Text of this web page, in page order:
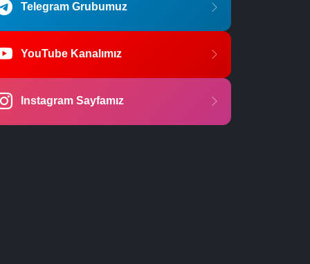
Telegram Grubumuz
YouTube Kanalımız
Instagram Sayfamız